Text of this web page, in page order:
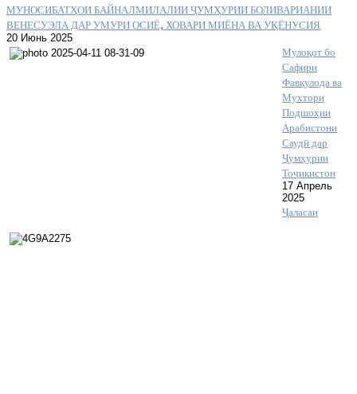
МУНОСИБАТҲОИ БАЙНАЛМИЛАЛИИ ҶУМҲУРИИ БОЛИВАРИАНИИ
ВЕНЕСУЭЛА ДАР УМУРИ ОСИЁ, ХОВАРИ МИЁНА ВА УҚЁНУСИЯ
20 Июнь 2025
Мулоқот бо
Сафири
Фавқулода ва
Мухтори
Подшоҳии
Арабистони
Саудӣ дар
Ҷумҳурии
Тоҷикистон
17 Апрель
2025
Ҷаласаи